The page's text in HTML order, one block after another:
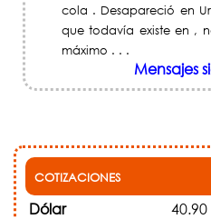
cola . Desapareció en
que todavía existe en ,
máximo . . .
Mensajes
COTIZACIONES
Dólar 40.90